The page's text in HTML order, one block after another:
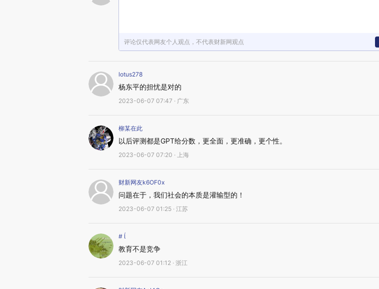
评论仅代表网友个人观点，不代表财新网观点
lotus278
杨东平的担忧是对的
2023-06-07 07:47 · 广东
柳某在此
以后评测都是GPT给分数，更全面，更准确，更个性。
2023-06-07 07:20 · 上海
财新网友k6OF0x
问题在于，我们社会的本质是灌输型的！
2023-06-07 01:25 · 江苏
# 
教育不是竞争
2023-06-07 01:12 · 浙江